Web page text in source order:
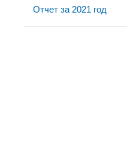
Отчет за 2021 год